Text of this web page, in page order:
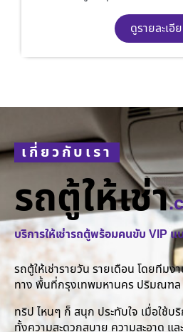
ดูรายละเอี
เกี่ยวกับเรา
รถตู้ให้เช่า
บริการให้เช่ารถตู้พร้อมคนขับ VIP แ
รถตู้ให้เช่ารายวัน รายเดือน โดยทีม
ทาง พื้นที่กรุงเทพมหานคร ปริมณฑล
ทริป ไหนๆ ก็ สนุก ประทับใจ เมื่อใช้บ
ทั้งความสะดวกสบาย ความสะอาด แ